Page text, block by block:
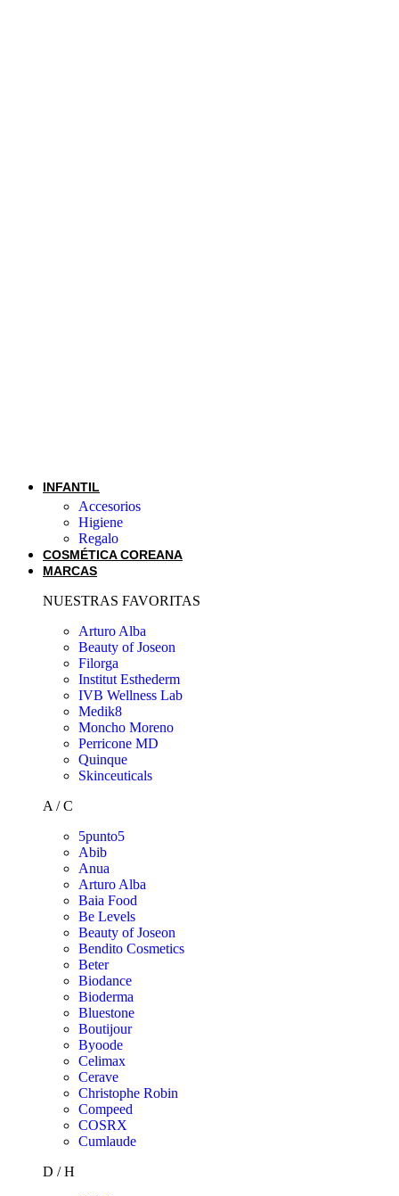
INFANTIL
Accesorios
Higiene
Regalo
COSMÉTICA COREANA
MARCAS
NUESTRAS FAVORITAS
Arturo Alba
Beauty of Joseon
Filorga
Institut Esthederm
IVB Wellness Lab
Medik8
Moncho Moreno
Perricone MD
Quinque
Skinceuticals
A / C
5punto5
Abib
Anua
Arturo Alba
Baia Food
Be Levels
Beauty of Joseon
Bendito Cosmetics
Beter
Biodance
Bioderma
Bluestone
Boutijour
Byoode
Celimax
Cerave
Christophe Robin
Compeed
COSRX
Cumlaude
D / H